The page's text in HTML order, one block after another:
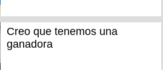
Creo que tenemos una
ganadora